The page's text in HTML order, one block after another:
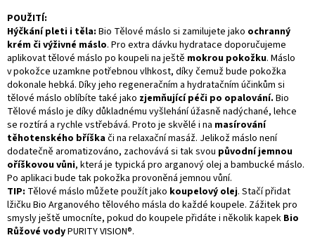
POUŽITÍ:
Hýčkání pleti i těla: Bio Tělové máslo si zamilujete jako ochranný
krém či výživné máslo. Pro extra dávku hydratace doporučujeme
aplikovat tělové máslo po koupeli na ještě mokrou pokožku. Máslo
v pokožce uzamkne potřebnou vlhkost, díky čemuž bude pokožka
dokonale hebká. Díky jeho regeneračním a hydratačním účinkům si
tělové máslo oblíbíte také jako zjemňující péči po opalování. Bio
Tělové máslo je díky důkladnému vyšlehání úžasně nadýchané, lehce
se roztírá a rychle vstřebává. Proto je skvělé i na masírování
těhotenského bříškači na relaxační masáž. Jelikož máslo není
dodatečně aromatizováno, zachovává si tak svou původní jemnou
oříškovou vůni, která je typická pro arganový olej a bambucké máslo.
Po aplikaci bude tak pokožka provoněná jemnou vůní.
TIP: Tělové máslo můžete použít jako koupelový olej. Stačí přidat
lžičku Bio Arganového tělového másla do každé koupele. Zážitek pro
smysly ještě umocníte, pokud do koupele přidáte i několik kapek Bio
Růžové vodyPURITY VISION®.